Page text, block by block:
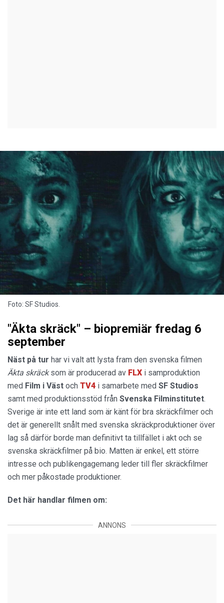
Foto: SF Studios.
"Äkta skräck" – biopremiär fredag 6
september
Näst på tur har vi valt att lysta fram den svenska filmen
Äkta skräcksom är producerad av FLX i samproduktion
med Film i Väst och TV4 i samarbete med SF Studios
samt med produktionsstöd från Svenska Filminstitutet.
Sverige är inte ett land som är känt för bra skräckfilmer och
det är generellt snålt med svenska skräckproduktioner över
lag så därför borde man definitivt ta tillfället i akt och se
svenska skräckfilmer på bio. Matten är enkel, ett större
intresse och publikengagemang leder till fler skräckfilmer
och mer påkostade produktioner.
Det här handlar filmen om:
ANNONS